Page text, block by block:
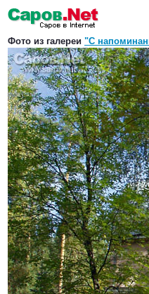
Фото из галереи "С